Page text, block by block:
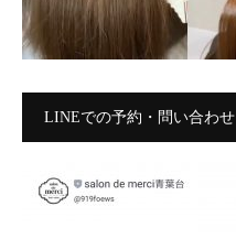
LINEでの予約・問い合わせ